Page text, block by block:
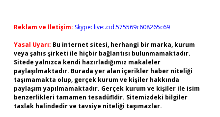
Reklam ve İletişim: Skype: live:.cid.575569c608265c69
Yasal Uyarı: Bu internet sitesi, herhangi bir marka, kurum
veya şahıs şirketi ile hiçbir bağlantısı bulunmamaktadır.
Sitede yalnızca kendi hazırladığımız makaleler
paylaşılmaktadır. Burada yer alan içerikler haber niteliği
taşımamakta olup, gerçek kurum ve kişiler hakkında
paylaşım yapılmamaktadır. Gerçek kurum ve kişiler ile isim
benzerlikleri tamamen tesadüfidir. Sitemizdeki bilgiler
taslak halindedir ve tavsiye niteliği taşımazlar.